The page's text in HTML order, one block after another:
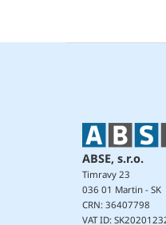
ABSE, s.r.o.
Timravy 23
036 01 Martin - SK
CRN: 36407798
VAT ID: